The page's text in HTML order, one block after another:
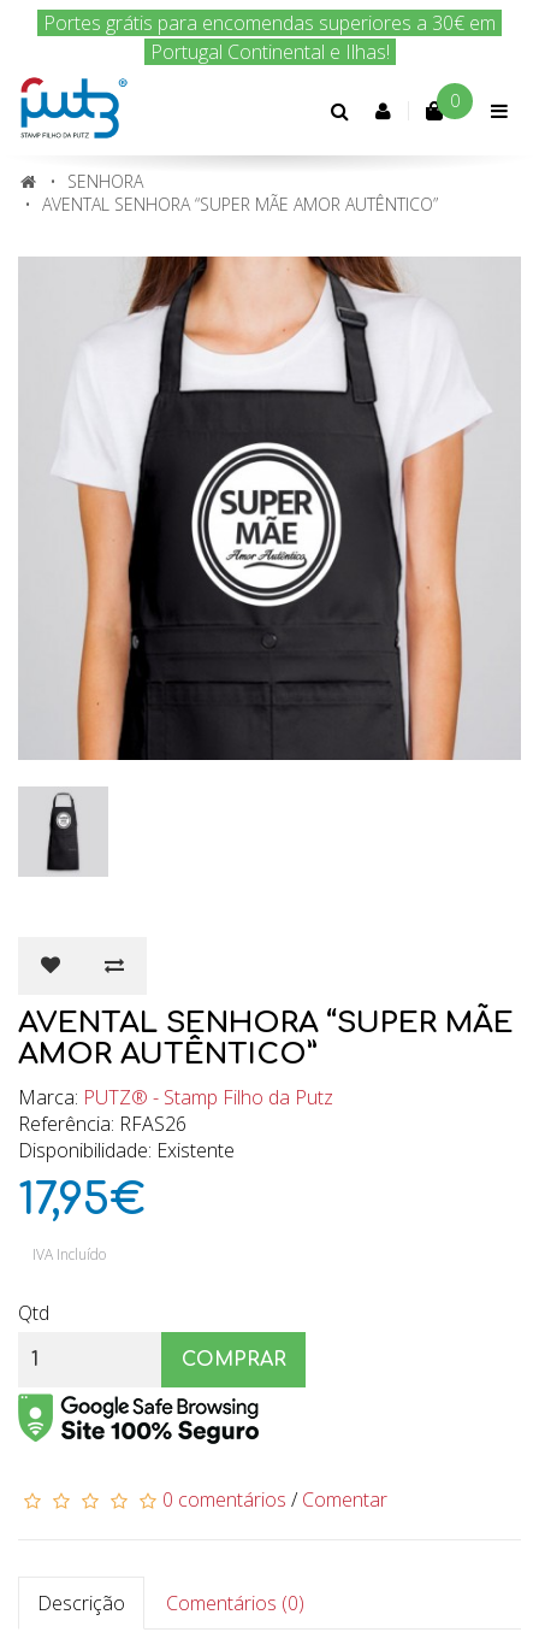
Encomenda hoje e nós enviamos amanhã!
Conta 0
SENHORA
AVENTAL SENHORA “SUPER MÃE AMOR AUTÊNTICO”
AVENTAL SENHORA “SUPER MÃE
AMOR AUTÊNTICO”
Marca: PUTZ® - Stamp Filho da Putz
Referência: RFAS26
Disponibilidade: Existente
17,95€
IVA Incluído
Qtd
COMPRAR
0 comentários /Comentar
Descrição Comentários (0)